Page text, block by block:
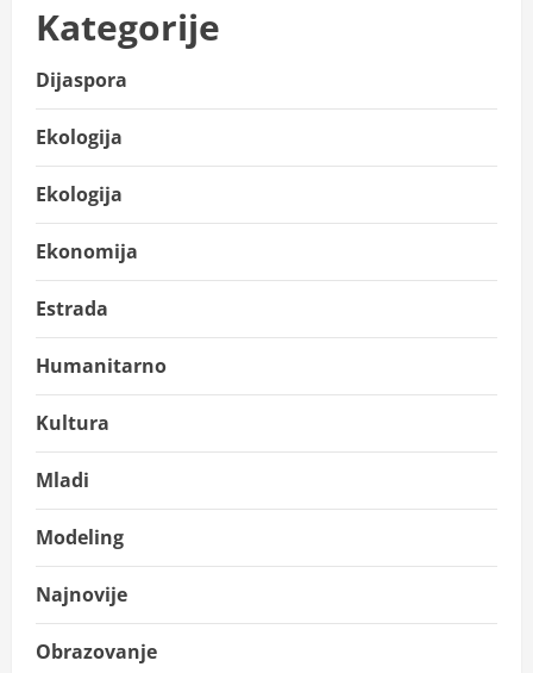
Kategorije
Dijaspora
Ekologija
Ekologija
Ekonomija
Estrada
Humanitarno
Kultura
Mladi
Modeling
Najnovije
Obrazovanje